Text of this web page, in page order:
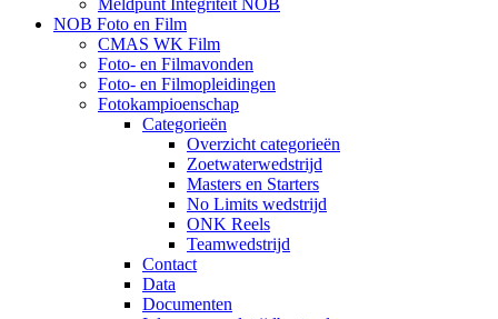
Meldpunt Integriteit NOB
NOB Foto en Film
CMAS WK Film
Foto- en Filmavonden
Foto- en Filmopleidingen
Fotokampioenschap
Categorieën
Overzicht categorieën
Zoetwaterwedstrijd
Masters en Starters
No Limits wedstrijd
ONK Reels
Teamwedstrijd
Contact
Data
Documenten